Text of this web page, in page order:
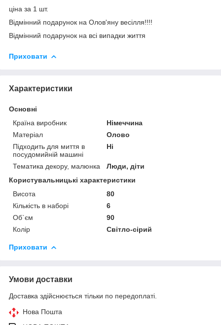
ціна за 1 шт.
Відмінний подарунок на Олов'яну весілля!!!!
Відмінний подарунок на всі випадки життя
Приховати
Характеристики
Основні
Країна виробник
Німеччина
Матеріал
Олово
Підходить для миття в
посудомийній машині
Ні
Тематика декору, малюнка
Люди, діти
Користувальницькі характеристики
Висота
80
Кількість в наборі
6
Об`єм
90
Колір
Світло-сірий
Приховати
Умови доставки
Доставка здійснюється тільки по передоплаті.
Нова Пошта